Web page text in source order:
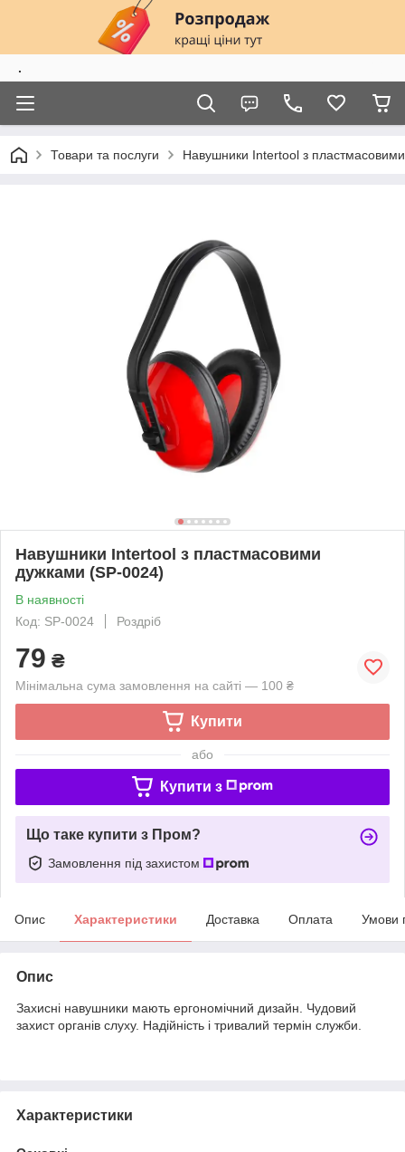
.
Товари та послуги Навушники Intertool з
Навушники Intertool з пластмасовими
дужками (SP-0024)
В наявності
Код: SP-0024
Роздріб
79 ₴
Мінімальна сума замовлення на сайті — 100 ₴
Купити
або
Купити з
Що таке купити з Пром?
Замовлення під захистом
Опис Характеристики Доставка Оплата Умови
Опис
Захисні навушники мають ергономічний дизайн. Чудовий
захист органів слуху. Надійність і тривалий термін служби.
Характеристики